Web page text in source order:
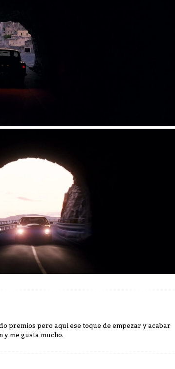
premios pero aqui ese toque de empezar y acabar
y me gusta mucho.